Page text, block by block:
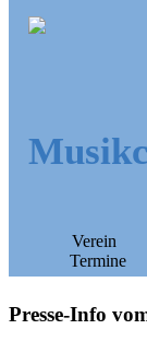
Verein
Termine
Presse-Info